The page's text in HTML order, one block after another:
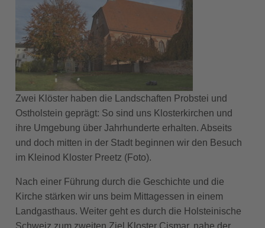
Zwei Klöster haben die Landschaften Probstei und
Ostholstein geprägt: So sind uns Klosterkirchen und
ihre Umgebung über Jahrhunderte erhalten. Abseits
und doch mitten in der Stadt beginnen wir den Besuch
im Kleinod Kloster Preetz (Foto).
Nach einer Führung durch die Geschichte und die
Kirche stärken wir uns beim Mittagessen in einem
Landgasthaus. Weiter geht es durch die Holsteinische